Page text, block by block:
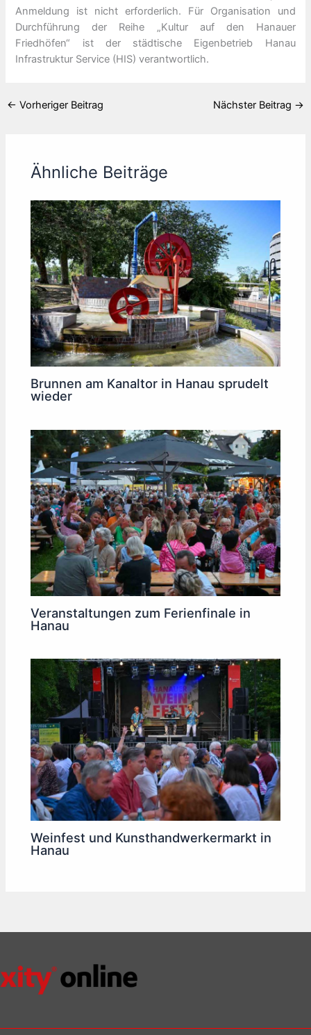
Anmeldung ist nicht erforderlich. Für Organisation und
Durchführung der Reihe „Kultur auf den Hanauer
Friedhöfen“ ist der städtische Eigenbetrieb Hanau
Infrastruktur Service (HIS) verantwortlich.
← Vorheriger Beitrag Nächster Beitrag →
Ähnliche Beiträge
Brunnen am Kanaltor in Hanau sprudelt
wieder
Veranstaltungen zum Ferienfinale in
Hanau
Weinfest und Kunsthandwerkermarkt in
Hanau